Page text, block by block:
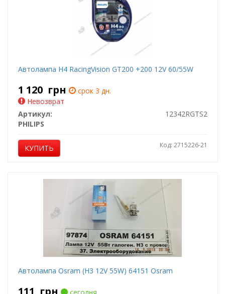
Автолампа H4 RacingVision GT200 +200 12V 60/55W
1 120 грн
срок 3 дн.
Невозврат
Артикул:
12342RGTS2
PHILIPS
КУПИТЬ Код: 2715226-21
Автолампа Osram (H3 12V 55W) 64151 Osram
111 грн